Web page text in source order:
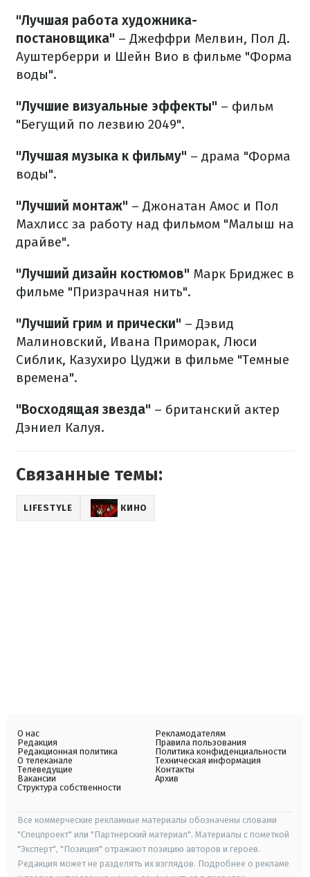
"Лучшая работа художника-
постановщика" – Джеффри Мелвин, Пол Д.
Ауштерберри и Шейн Вио в фильме "Форма
воды".
"Лучшие визуальные эффекты" – фильм
"Бегущий по лезвию 2049".
"Лучшая музыка к фильму" – драма "Форма
воды".
"Лучший монтаж" – Джонатан Амос и Пол
Махлисс за работу над фильмом "Малыш на
драйве".
"Лучший дизайн костюмов" Марк Бриджес в
фильме "Призрачная нить".
"Лучший грим и прически" – Дэвид
Малиновский, Ивана Приморак, Люси
Сиблик, Казухиро Цуджи в фильме "Темные
времена".
"Восходящая звезда" – британский актер
Дэниел Калуя.
Связанные темы:
LIFESTYLE КИНО
О нас
Редакция
Редакционная политика
О телеканале
Телеведущие
Вакансии
Структура собственности
Рекламодателям
Правила пользования
Политика конфиденциальности
Техническая информация
Контакты
Архив
Все коммерческие рекламные материалы обозначены словами
"Спецпроект" или "Партнерский материал". Материалы с пометкой
"Эксперт", "Позиция" отражают позицию авторов и героев.
Редакция может не разделять их взглядов. Подробнее о рекламе